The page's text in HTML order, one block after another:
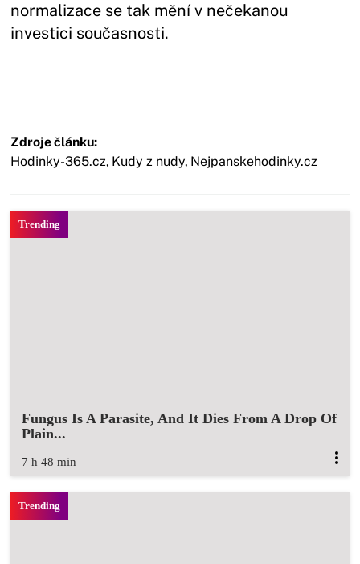
normalizace se tak mění v nečekanou
investici současnosti.
Zdroje článku:
Hodinky-365.cz, Kudy z nudy, Nejpanskehodinky.cz
Fungus Is A Parasite, And It Dies From A Drop Of
Plain...
7 h 48 min